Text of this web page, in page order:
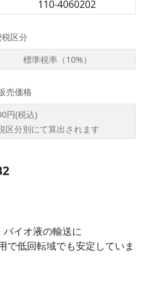
110-4060202
区分
標準税率（10%）
売価格
円(税込)
分別にて算出されます
バイオ液の輸送に
で低回転域でも安定していま